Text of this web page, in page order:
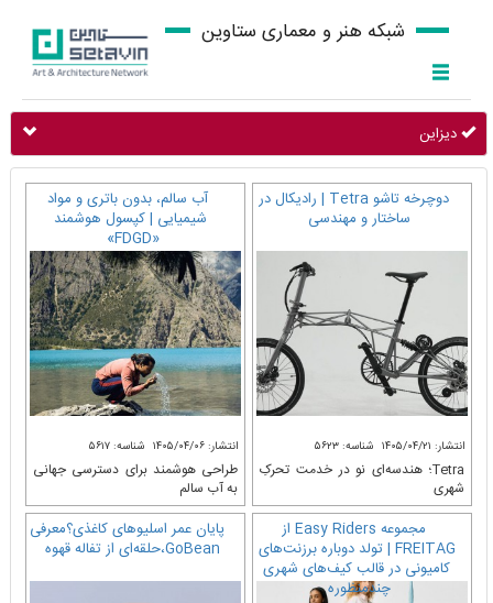
شبکه هنر و معماری ستاوین
دیزاین
دوچرخه تاشو Tetra | رادیکال در
ساختار و مهندسی
انتشار: ۱۴۰۵/۰۴/۲۱ شناسه: ۵۶۲۳
Tetra؛ هندسه‌ای نو در خدمت تحرکِ
شهری
آب سالم، بدون باتری و مواد
شیمیایی | کپسول هوشمند
«FDGD»
انتشار: ۱۴۰۵/۰۴/۰۶ شناسه: ۵۶۱۷
طراحی هوشمند برای دسترسی جهانی
به آب سالم
مجموعه Easy Riders از
FREITAG | تولد دوباره برزنت‌های
کامیونی در قالب کیف‌های شهری
چندمنظوره
پایان عمر اسلیوهای کاغذی؟معرفی
GoBean،حلقه‌ای از تفاله قهوه